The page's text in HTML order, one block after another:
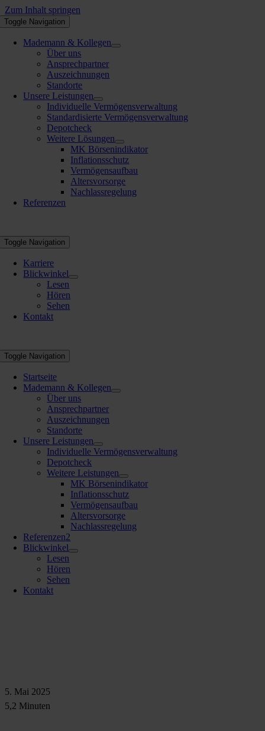
Zum Inhalt springen
Toggle Navigation
Mademann & Kollegen
Über uns
Ansprechpartner
Auszeichnungen
Standorte
Unsere Leistungen
Individuelle Vermögensverwaltung
Standardisierte Vermögensverwaltung
Depotcheck
Weitere Lösungen
MK Börsenindikator
Inflationsschutz
Vermögensaufbau
Altersvorsorge
Nachlassregelung
Referenzen
Toggle Navigation
Karriere
Blickwinkel
Lesen
Hören
Sehen
Kontakt
Toggle Navigation
Startseite
Mademann & Kollegen
Über uns
Ansprechpartner
Auszeichnungen
Standorte
Unsere Leistungen
Individuelle Vermögensverwaltung
Depotcheck
Weitere Leistungen
MK Börsenindikator
Inflationsschutz
Vermögensaufbau
Altersvorsorge
Nachlassregelung
Referenzen2
Blickwinkel
Lesen
Hören
Sehen
Kontakt
5. Mai 2025
5,2 Minuten